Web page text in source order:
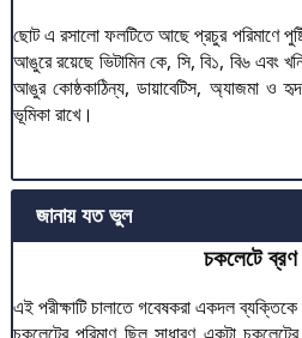
ছোট এ রসালো ফলটিতে আছে প্রচুর পরিমাণে
আঙুরে রয়েছে ভিটামিন কে, সি, বি১, বি৬ এবং
আঙুর কোষ্ঠকাঠিন্য, ডায়াবেটিস, অ্যাজমা ও
ভূমিকা রাখে।
জানায় যত ভুল
চকলেটে
এই পরীক্ষাটি চালাতে গবেষকরা একদল ব্যক্তিকে